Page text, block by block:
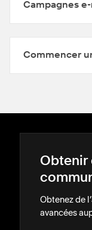
Campagnes e-
Commencer
Obtenir
Obtenez de
avancées